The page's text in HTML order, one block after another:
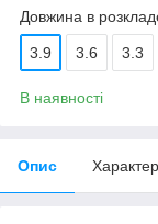
Довжина в
3.9 3.6 3.3
В наявності
Опис